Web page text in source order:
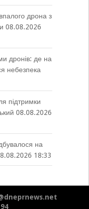
дрона з
08.08.2026
дронів: де на
небезпека
підтримки
08.08.2026
на
18:33